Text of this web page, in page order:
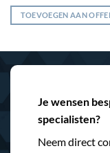
TOEVOEGEN AAN
Je wensen
specialisten?
Neem direct